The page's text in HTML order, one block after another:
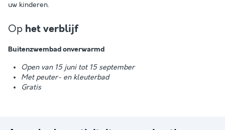
uw kinderen.
Op het verblijf
Buitenzwembad onverwarmd
Open van 15 juni tot 15 september
Met peuter- en kleuterbad
Gratis